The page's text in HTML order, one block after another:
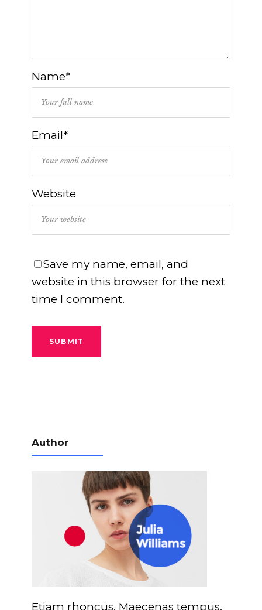
Name*
Email*
Website
Save my name, email, and
website in this browser for the next
time I comment.
Author
Etiam rhoncus. Maecenas tempus,